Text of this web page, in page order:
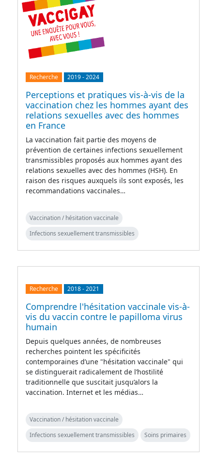
Recherche 2019-2024
Perceptions et pratiques vis-à-vis de la
vaccination chez les hommes ayant des
relations sexuelles avec des hommes
en France
La vaccination fait partie des moyens de
prévention de certaines infections sexuellement
transmissibles proposés aux hommes ayant des
relations sexuelles avec des hommes (HSH). En
raison des risques auxquels ils sont exposés, les
recommandations vaccinales…
Vaccination / hésitation vaccinale
Infections sexuellement transmissibles
Recherche 2018-2021
Comprendre l'hésitation vaccinale vis-à-
vis du vaccin contre le papilloma virus
humain
Depuis quelques années, de nombreuses
recherches pointent les spécificités
contemporaines d’une "hésitation vaccinale" qui
se distinguerait radicalement de l’hostilité
traditionnelle que suscitait jusqu’alors la
vaccination. Internet et les médias…
Vaccination / hésitation vaccinale
Infections sexuellement transmissibles
Soins primaires